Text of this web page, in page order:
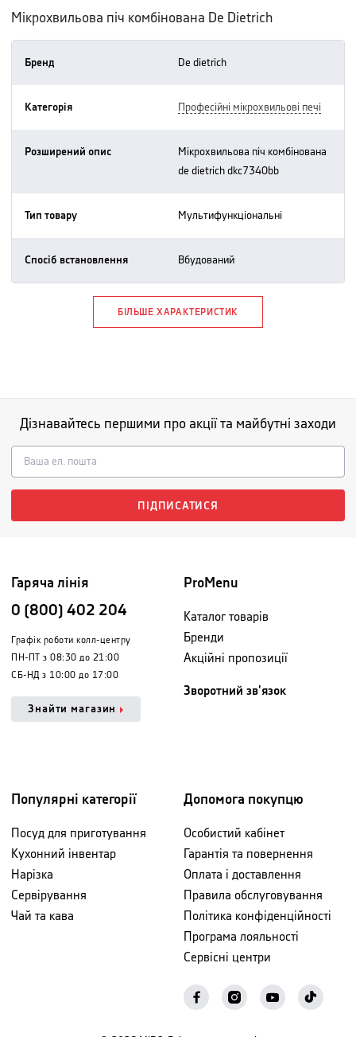
Мікрохвильова піч комбінована De Dietrich
Бренд de dietrich
Категорія професійні мікрохвильові печі
Розширений опис
мікрохвильова піч комбінована
de dietrich dkc7340bb
Тип товару мультифункціональні
Спосіб встановлення вбудований
БІЛЬШЕ ХАРАКТЕРИСТИК
Дізнавайтесь першими про акції та майбутні заходи
ПІДПИСАТИСЯ
Гаряча лінія
0 (800) 402 204
Графік роботи колл-центру
ПН-ПТ з 08:30 до 21:00
СБ-НД з 10:00 до 17:00
Знайти магазин
ProMenu
Каталог товарів
Бренди
Акційні пропозиції
Зворотний зв'язок
Популярні категорії
Посуд для приготування
Кухонний інвентар
Нарізка
Сервірування
Чай та кава
Допомога покупцю
Особистий кабінет
Гарантія та повернення
Оплата і доставлення
Правила обслуговування
Політика конфіденційності
Програма лояльності
Сервісні центри